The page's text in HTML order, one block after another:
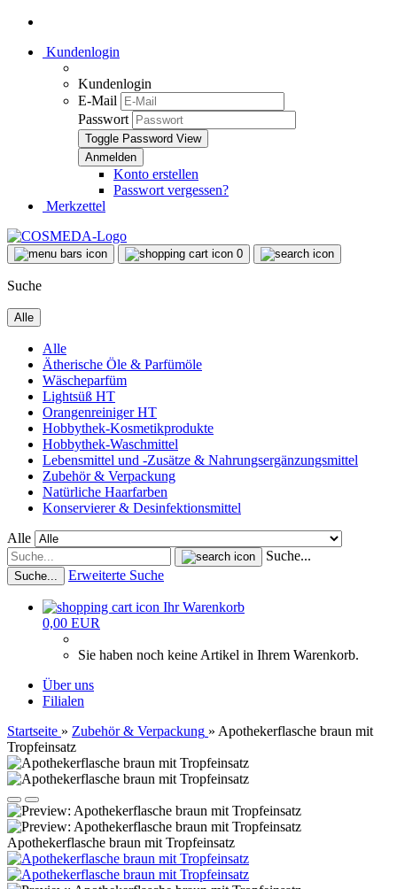
Kundenlogin
Kundenlogin
E-Mail
Passwort
Toggle Password View
Konto erstellen
Passwort vergessen?
Merkzettel
0
Suche
Alle
Alle
Ätherische Öle & Parfümöle
Wäscheparfüm
Lightsüß HT
Orangenreiniger HT
Hobbythek-Kosmetikprodukte
Hobbythek-Waschmittel
Lebensmittel und -Zusätze & Nahrungsergänzungsmittel
Zubehör & Verpackung
Natürliche Haarfarben
Konservierer & Desinfektionsmittel
Alle
Suche...
Suche... Erweiterte Suche
Ihr Warenkorb
0,00 EUR
Sie haben noch keine Artikel in Ihrem Warenkorb.
Über uns
Filialen
Startseite » Zubehör & Verpackung » Apothekerflasche braun mit
Tropfeinsatz
Apothekerflasche braun mit Tropfeinsatz